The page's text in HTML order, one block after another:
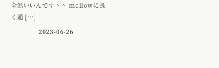
全然いいんです＾＾ mellowに長
く通 […]
2023-06-26